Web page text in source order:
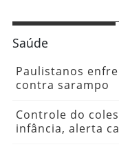
Saúde
Paulistanos
contra sarampo
Controle do
infância, alerta